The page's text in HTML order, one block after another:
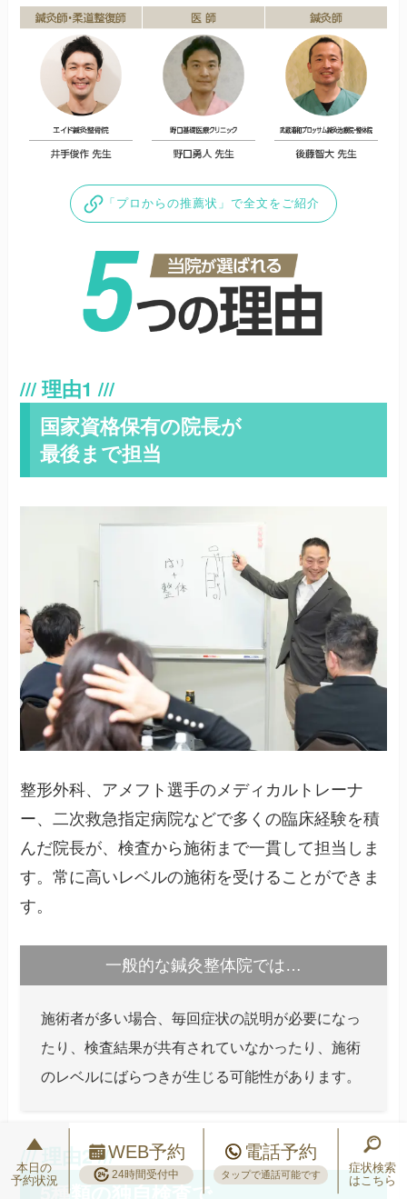
「プロからの推薦状」で全文をご紹介
国家資格保有の院長が
最後まで担当
整形外科、アメフト選手のメディカルトレーナ
ー、二次救急指定病院などで多くの臨床経験を積
んだ院長が、検査から施術まで一貫して担当しま
す。常に高いレベルの施術を受けることができま
す。
一般的な鍼灸整体院では…
施術者が多い場合、毎回症状の説明が必要になっ
たり、検査結果が共有されていなかったり、施術
のレベルにばらつきが生じる可能性があります。
5種類の独自検査で
本日の
予約状況
WEB予約
24時間受付中
電話予約
タップで通話可能です
症状検索
はこちら